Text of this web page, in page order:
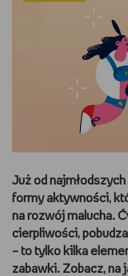
PREZENTOWNIKI
TRENUJĘ
URZĄDZAM I
MAM ZWIERZĘTA
Już od
formy aktywności,
na rozwój malucha.
cierpliwości,
– to tylko kilka
zabawki. Zobacz, na